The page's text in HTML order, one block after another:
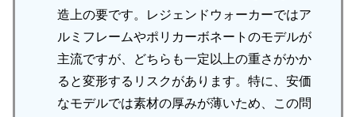
造上の要です。レジェンドウォーカーではア
ルミフレームやポリカーボネートのモデルが
主流ですが、どちらも一定以上の重さがかか
ると変形するリスクがあります。特に、安価
なモデルでは素材の厚みが薄いため、この問